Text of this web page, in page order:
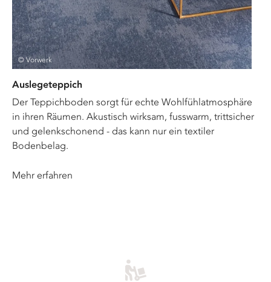
© Vorwerk
Auslegeteppich
Der Teppichboden sorgt für echte Wohlfühlatmosphäre
in ihren Räumen. Akustisch wirksam, fusswarm, trittsicher
und gelenkschonend - das kann nur ein textiler
Bodenbelag.
Mehr erfahren